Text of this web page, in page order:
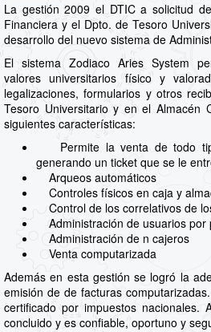
La gestión 2009 el DTIC a solicitud
Financiera y el Dpto. de Tesoro
desarrollo del nuevo sistema de
El sistema Zodiaco Aries System
valores universitarios físico y
legalizaciones, formularios y otros
Tesoro Universitario y en el Almacén
siguientes características:
Permite la venta de todo
generando un ticket que se le
Arqueos automáticos
Controles físicos en caja y
Control de los correlativos de
Administración de usuarios por
Administración de n cajeros
Venta computarizada
Además en esta gestión se logró la
emisión de de facturas
certificado por impuestos nacionales.
concluido y es confiable, oportuno y